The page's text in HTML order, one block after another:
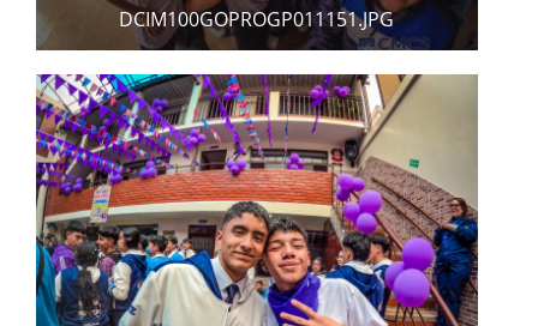
DCIM100GOPROGP011151.JPG